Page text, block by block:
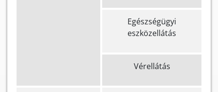
Egészségügyi
eszközellátás
Vérellátás